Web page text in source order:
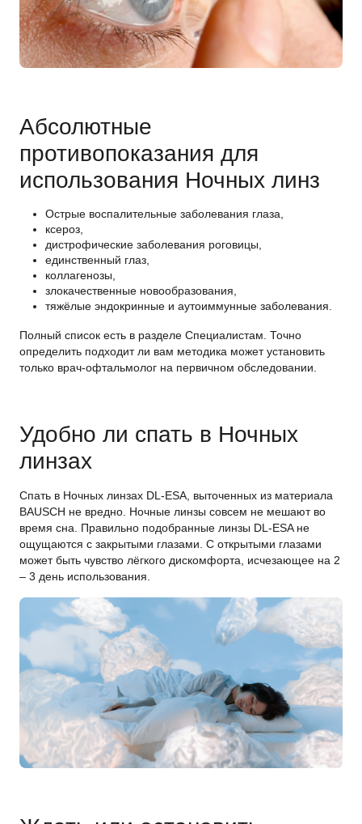
Абсолютные
противопоказания для
использования Ночных линз
Острые воспалительные заболевания глаза,
ксероз,
дистрофические заболевания роговицы,
единственный глаз,
коллагенозы,
злокачественные новообразования,
тяжёлые эндокринные и аутоиммунные заболевания.
Полный список есть в разделе Специалистам. Точно
определить подходит ли вам методика может установить
только врач-офтальмолог на первичном обследовании.
Удобно ли спать в Ночных
линзах
Спать в Ночных линзах DL-ESA, выточенных из материала
BAUSCH не вредно. Ночные линзы совсем не мешают во
время сна. Правильно подобранные линзы DL-ESA не
ощущаются с закрытыми глазами. С открытыми глазами
может быть чувство лёгкого дискомфорта, исчезающее на 2
– 3 день использования.